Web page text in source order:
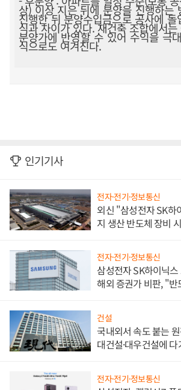
상) 이상 지은 뒤에 분양을 진행하는
진행한 뒤 분양수입금으로 공사에
식과 차이가 있다. 재건축 조합에서
분양가에 반영할 수 있어 수익을 극
식으로도 여겨진다.
인기기사
전자·전기·정보통신
외신 "삼성전자 SK하
지 생산 반도체 장비
전자·전기·정보통신
삼성전자 SK하이닉
해외 증권가 비판, "
건설
국내외서 속도 붙는
대건설·대우건설에
전자·전기·정보통신